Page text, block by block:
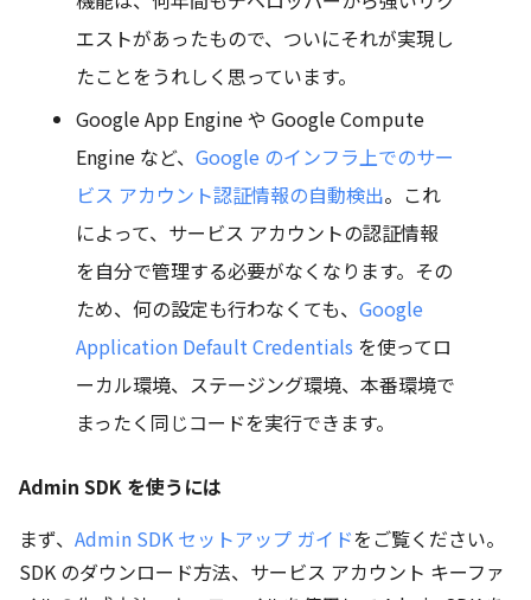
エストがあったもので、ついにそれが実現し
たことをうれしく思っています。
Google App Engine や Google Compute
Engine など、 Google のインフラ上でのサー
ビス アカウント認証情報の自動検出。これ
によって、サービス アカウントの認証情報
を自分で管理する必要がなくなります。その
ため、何の設定も行わなくても、 Google
Application Default Credentials を使ってロ
ーカル環境、ステージング環境、本番環境で
まったく同じコードを実行できます。
Admin SDK を使うには
まず、 Admin SDK セットアップ ガイドをご覧ください。
SDK のダウンロード方法、サービス アカウント キーファ